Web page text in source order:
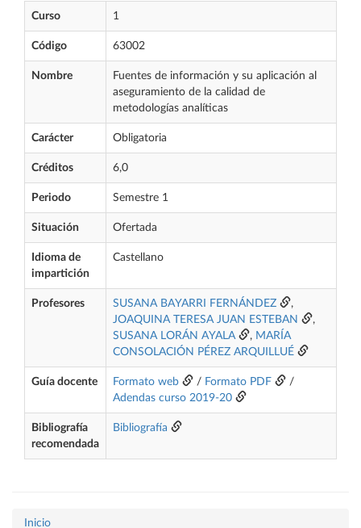
Curso 1
Código 63002
Nombre
Fuentes de información y su aplicación al
aseguramiento de la calidad de
metodologías analíticas
Carácter Obligatoria
Créditos 6,0
Periodo Semestre 1
Situación Ofertada
Idioma de
impartición
Castellano
Profesores SUSANA BAYARRI FERNÁNDEZ
,
JOAQUINA TERESA JUAN ESTEBAN
,
SUSANA LORÁN AYALA
, MARÍA
CONSOLACIÓN PÉREZ ARQUILLUÉ
Guía docente Formato web / Formato PDF
/
Adendas curso 2019-20
Bibliografía
recomendada
Bibliografía
Inicio